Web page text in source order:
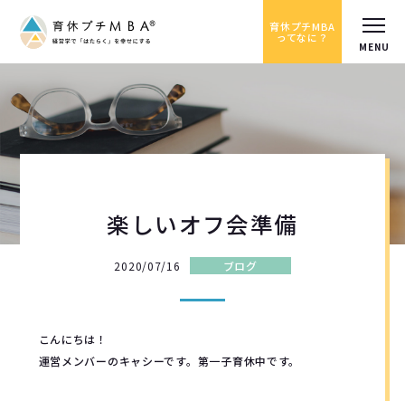
育休プチMBA
ってなに？
楽しいオフ会準備
2020/07/16 ブログ
こんにちは！
運営メンバーのキャシーです。第一子育休中です。